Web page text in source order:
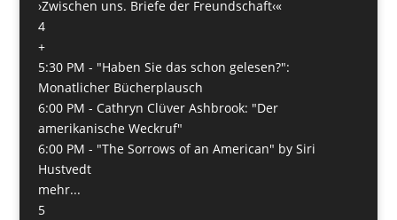
›Zwischen uns. Briefe der Freundschaft‹«
4
+
5:30 PM - "Haben Sie das schon gelesen?":
Monatlicher Bücherplausch
6:00 PM - Cathryn Clüver Ashbrook: "Der
amerikanische Weckruf"
6:00 PM - "The Sorrows of an American" by Siri
Hustvedt
mehr...
5